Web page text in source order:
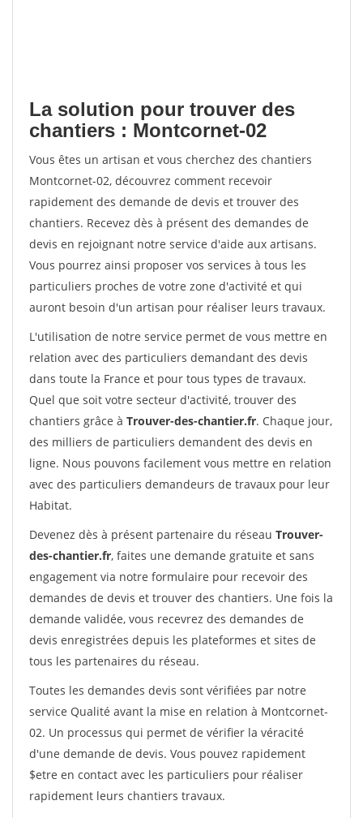
La solution pour trouver des
chantiers : Montcornet-02
Vous êtes un artisan et vous cherchez des chantiers
Montcornet-02, découvrez comment recevoir
rapidement des demande de devis et trouver des
chantiers. Recevez dès à présent des demandes de
devis en rejoignant notre service d'aide aux artisans.
Vous pourrez ainsi proposer vos services à tous les
particuliers proches de votre zone d'activité et qui
auront besoin d'un artisan pour réaliser leurs travaux.
L'utilisation de notre service permet de vous mettre en
relation avec des particuliers demandant des devis
dans toute la France et pour tous types de travaux.
Quel que soit votre secteur d'activité, trouver des
chantiers grâce à Trouver-des-chantier.fr. Chaque jour,
des milliers de particuliers demandent des devis en
ligne. Nous pouvons facilement vous mettre en relation
avec des particuliers demandeurs de travaux pour leur
Habitat.
Devenez dès à présent partenaire du réseau Trouver-
des-chantier.fr, faites une demande gratuite et sans
engagement via notre formulaire pour recevoir des
demandes de devis et trouver des chantiers. Une fois la
demande validée, vous recevrez des demandes de
devis enregistrées depuis les plateformes et sites de
tous les partenaires du réseau.
Toutes les demandes devis sont vérifiées par notre
service Qualité avant la mise en relation à Montcornet-
02. Un processus qui permet de vérifier la véracité
d'une demande de devis. Vous pouvez rapidement
$etre en contact avec les particuliers pour réaliser
rapidement leurs chantiers travaux.